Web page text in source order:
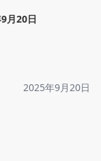
月20日
2025年9月20日